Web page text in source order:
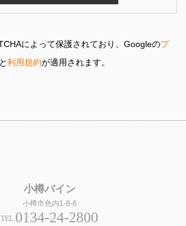
によって保護されており、Googleのプ
と利用規約が適用されます。
小樽バイン
小樽市色内1-8-6
TEL.0134-24-2800